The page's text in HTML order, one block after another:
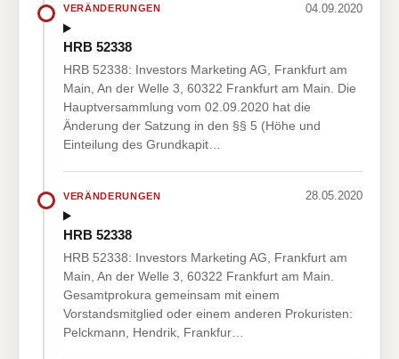
VERÄNDERUNGEN 04.09.2020
HRB 52338
HRB 52338: Investors Marketing AG, Frankfurt am
Main, An der Welle 3, 60322 Frankfurt am Main. Die
Hauptversammlung vom 02.09.2020 hat die
Änderung der Satzung in den §§ 5 (Höhe und
Einteilung des Grundkapit…
VERÄNDERUNGEN 28.05.2020
HRB 52338
HRB 52338: Investors Marketing AG, Frankfurt am
Main, An der Welle 3, 60322 Frankfurt am Main.
Gesamtprokura gemeinsam mit einem
Vorstandsmitglied oder einem anderen Prokuristen:
Pelckmann, Hendrik, Frankfur…